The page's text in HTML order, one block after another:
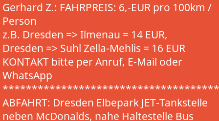
Gerhard Z.: FAHRPREIS: 6,-EUR pro 100km /
Person
z.B. Dresden => Ilmenau = 14 EUR,
Dresden => Suhl Zella-Mehlis = 16 EUR
KONTAKT bitte per Anruf, E-Mail oder
WhatsApp
ABFAHRT: Dresden Elbepark JET-Tankstelle
neben McDonalds, nahe Haltestelle Bus